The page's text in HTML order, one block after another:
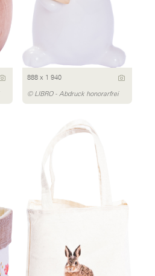
888 x 1 940
© LIBRO - Abdruck honorarfrei